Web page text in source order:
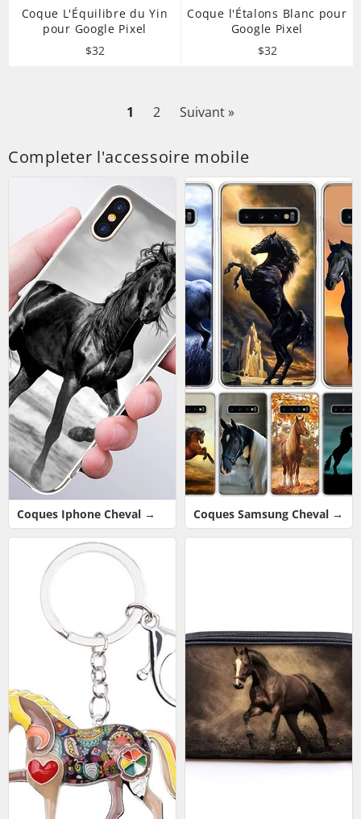
Coque L'Équilibre du Yin
pour Google Pixel
Prix
$32
Coque l'Étalons Blanc pour
Google Pixel
Prix
$32
1 2 Suivant »
Completer l'accessoire mobile
Coques Iphone Cheval → Coques Samsung Cheval →